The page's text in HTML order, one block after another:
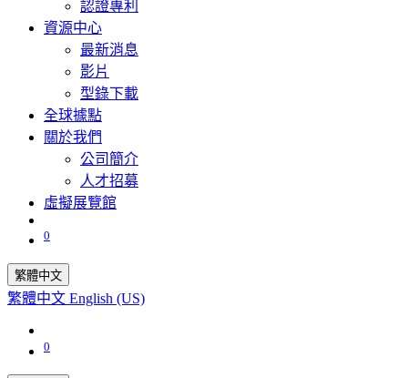
認證專利
資源中心
最新消息
影片
型錄下載
全球據點
關於我們
公司簡介
人才招募
虛擬展覽館
0
繁體中文
繁體中文 English (US)
0